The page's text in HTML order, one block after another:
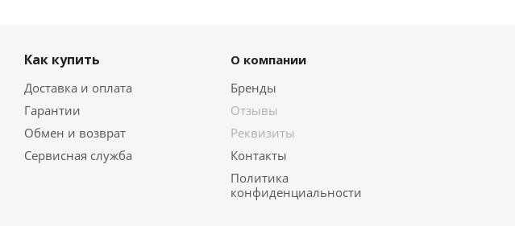
Как купить
Доставка и оплата
Гарантии
Обмен и возврат
Сервисная служба
О компании
Бренды
Отзывы
Реквизиты
Контакты
Политика
конфиденциальности